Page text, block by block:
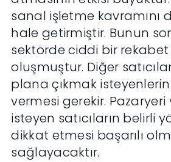
sanal işletme kavramını
hale getirmiştir. Bunun
sektörde ciddi bir rekabet
oluşmuştur. Diğer
plana çıkmak
vermesi gerekir.
isteyen satıcıların belirli
dikkat etmesi başarılı
sağlayacaktır.